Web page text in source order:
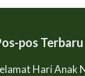
pos Terbaru
Hari Anak